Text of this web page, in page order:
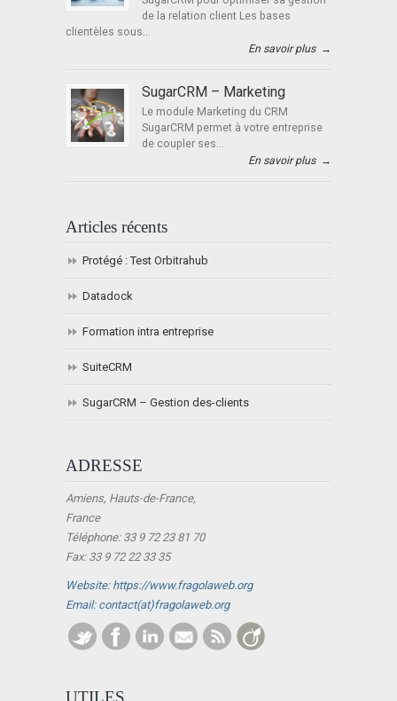
de la relation client Les bases
clientèles sous...
En savoir plus →
SugarCRM – Marketing
Le module Marketing du CRM
SugarCRM permet à votre entreprise
de coupler ses...
En savoir plus →
Articles récents
Protégé : Test Orbitrahub
Datadock
Formation intra entreprise
SuiteCRM
SugarCRM – Gestion des-clients
ADRESSE
Amiens, Hauts-de-France,
France
Téléphone: 33 9 72 23 81 70
Fax: 33 9 72 22 33 35
Website: https://www.fragolaweb.org
Email: contact(at)fragolaweb.org
UTILES